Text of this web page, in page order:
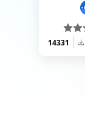
14331